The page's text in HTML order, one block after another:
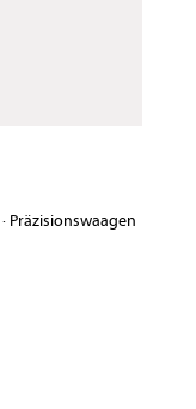
· Präzisionswaagen